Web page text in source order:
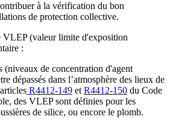
à la vérification du bon
de protection collective.
VLEP (valeur limite d'exposition
:
(niveaux de concentration d'agent
dépassés dans l’atmosphère des lieux de
R4412-149 et R4412-150 du Code
des VLEP sont définies pour les
de silice, ou encore le plomb.